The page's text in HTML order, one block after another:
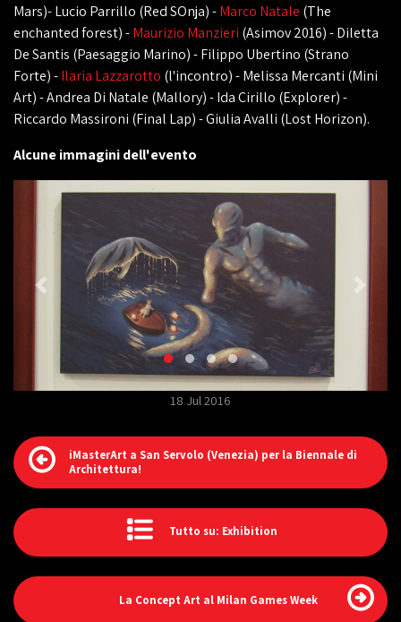
Mars)- Lucio Parrillo (Red SOnja) -Marco Natale (The
enchanted forest) -Maurizio Manzieri (Asimov 2016) - Diletta
De Santis (Paesaggio Marino) - Filippo Ubertino (Strano
Forte) -Ilaria Lazzarotto (l'incontro) - Melissa Mercanti (Mini
Art) - Andrea Di Natale (Mallory) - Ida Cirillo (Explorer) -
Riccardo Massironi (Final Lap) - Giulia Avalli (Lost Horizon).
Alcune immagini dell'evento
18 Jul 2016
iMasterArt a San Servolo (Venezia) per la Biennale di
Architettura!
Tutto su: Exhibition
La Concept Art al Milan Games Week